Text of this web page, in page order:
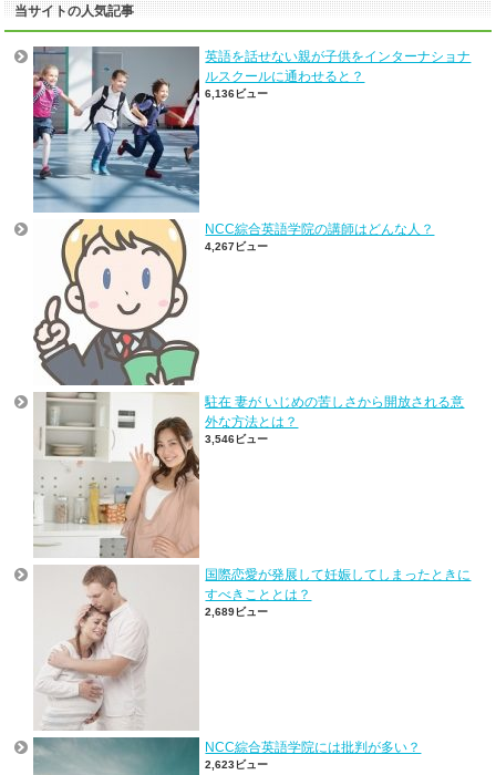
当サイトの人気記事
英語を話せない親が子供をインターナショナ
ルスクールに通わせると？
6,136ビュー
NCC綜合英語学院の講師はどんな人？
4,267ビュー
駐在 妻が いじめの苦しさから開放される意
外な方法とは？
3,546ビュー
国際恋愛が発展して妊娠してしまったときに
すべきこととは？
2,689ビュー
NCC綜合英語学院には批判が多い？
2,623ビュー